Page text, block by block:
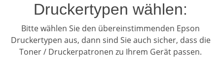
Druckertypen wählen:
Bitte wählen Sie den übereinstimmenden Epson
Druckertypen aus, dann sind Sie auch sicher, dass die
Toner / Druckerpatronen zu Ihrem Gerät passen.